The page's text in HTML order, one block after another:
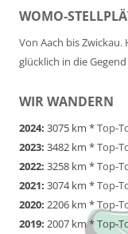
WOMO-
Von Aach bis
glücklich in die
WIR WANDERN
2024: 3075 km *Top-
2023: 3482 km *Top-
2022: 3258 km *Top-
2021: 3074 km *Top-
2020: 2206 km *Top-
2019: 2007 km *Top-